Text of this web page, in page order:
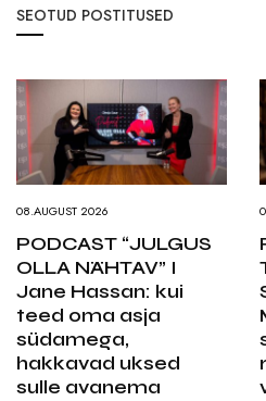
SEOTUD POSTITUSED
08.AUGUST 2026
PODCAST “JULGUS
OLLA NÄHTAV” I
Jane Hassan: kui
teed oma asja
südamega,
hakkavad uksed
sulle avanema